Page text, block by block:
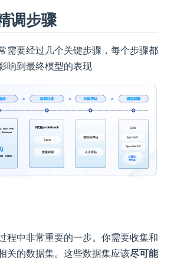
调步骤
需要经过几个关键步骤，每个步骤都
响到最终模型的表现
程中非常重要的一步。你需要收集和
关的数据集。这些数据集应该尽可能